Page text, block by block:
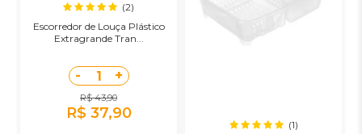
(2)
Escorredor de Louça Plástico
Extragrande Tran...
- 1 +
R$ 43,90
R$ 37,90
(1)